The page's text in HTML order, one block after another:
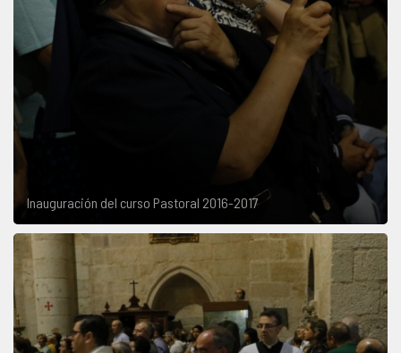
Inauguración del curso Pastoral 2016-2017